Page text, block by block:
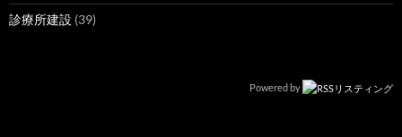
診療所建設 (39)
Powered by